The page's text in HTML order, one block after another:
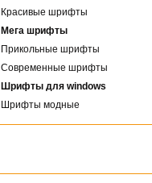
Красивые шрифты
Мега шрифты
Прикольные шрифты
Современные шрифты
Шрифты для windows
Шрифты модные